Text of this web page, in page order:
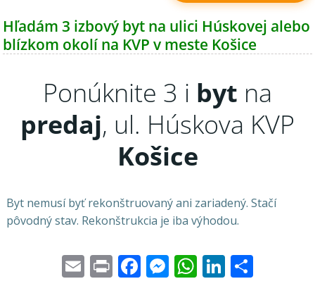
Hľadám 3 izbový byt na ulici Húskovej alebo
blízkom okolí na KVP v meste Košice
Ponúknite 3 i byt na
predaj, ul. Húskova KVP
Košice
Byt nemusí byť rekonštruovaný ani zariadený. Stačí
pôvodný stav. Rekonštrukcia je iba výhodou.
EmailPrintFacebook
Messenger
WhatsApp
LinkedIn